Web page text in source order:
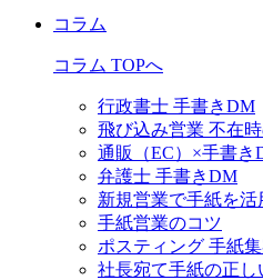
コラム
コラム TOPへ
行政書士 手書きDM
飛び込み営業 不在
通販（EC）×手書き
弁護士 手書きDM
新規営業で手紙を活
手紙営業のコツ
ポスティング 手紙
社長宛て手紙の正